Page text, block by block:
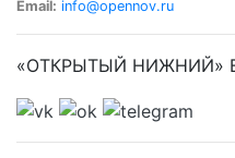
Email: info@opennov.ru
«ОТКРЫТЫЙ НИЖНИЙ»